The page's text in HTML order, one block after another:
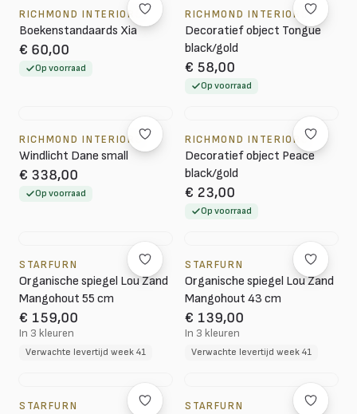
RICHMOND INTERIORS
Boekenstandaards Xia
€ 60,00
Op voorraad
RICHMOND INTERIORS
Decoratief object Tongue
black/gold
€ 58,00
Op voorraad
RICHMOND INTERIORS
Windlicht Dane small
€ 338,00
Op voorraad
RICHMOND INTERIORS
Decoratief object Peace
black/gold
€ 23,00
Op voorraad
STARFURN
Organische spiegel Lou Zand
Mangohout 55 cm
€ 159,00
In 3 kleuren
Verwachte levertijd week 41
STARFURN
Organische spiegel Lou Zand
Mangohout 43 cm
€ 139,00
In 3 kleuren
Verwachte levertijd week 41
STARFURN STARFURN